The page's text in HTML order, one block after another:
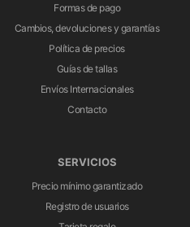
Formas de pago
Cambios, devoluciones y garantías
Política de precios
Guías de tallas
Envíos Internacionales
Contacto
SERVICIOS
Precio mínimo garantizado
Registro de usuarios